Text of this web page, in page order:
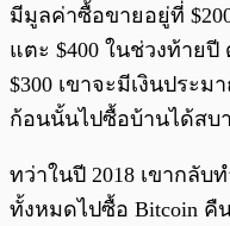
มีมูลค่าซื้อขายอยู่ที่
แตะ $400 ในช่วงท้าย
$300 เขาจะมีเงินประม
ก้อนนั้นไปซื้อบ้านได้สบ
ทว่าในปี 2018 เขากลับ
ทั้งหมดไปซื้อ Bitcoin คื